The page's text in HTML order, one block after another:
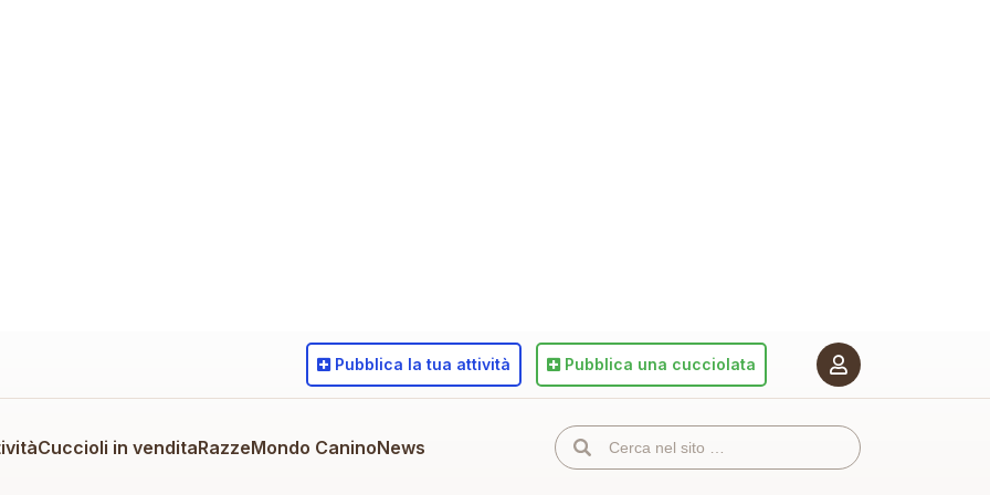
Cuccioli in venditaRazzeMondo CaninoNews
Pubblica la tua attività Pubblica una cucciolata